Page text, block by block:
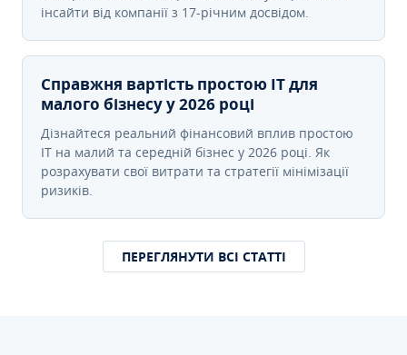
інсайти від компанії з 17-річним досвідом.
Справжня вартість простою IT для
малого бізнесу у 2026 році
Дізнайтеся реальний фінансовий вплив простою
IT на малий та середній бізнес у 2026 році. Як
розрахувати свої витрати та стратегії мінімізації
ризиків.
ПЕРЕГЛЯНУТИ ВСІ СТАТТІ